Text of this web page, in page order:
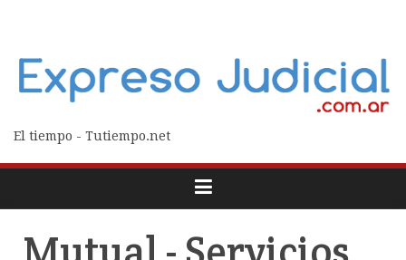
El tiempo - Tutiempo.net